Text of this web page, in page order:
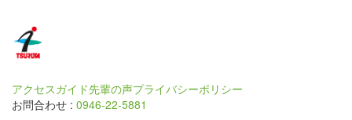
アクセスガイド先輩の声プライバシーポリシー
お問合わせ : 0946-22-5881